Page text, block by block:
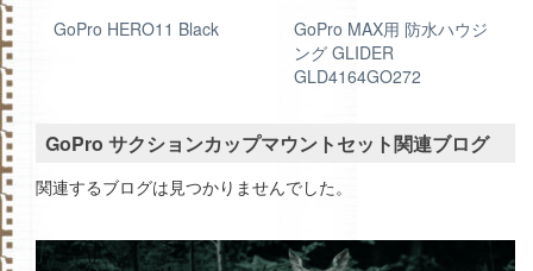
GoPro HERO11 Black
GoPro MAX用 防水ハウジ
ング GLIDER
GLD4164GO272
GoPro サクションカップマウントセット関連ブログ
関連するブログは見つかりませんでした。